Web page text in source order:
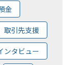
金
取引先支援
ンタビュー